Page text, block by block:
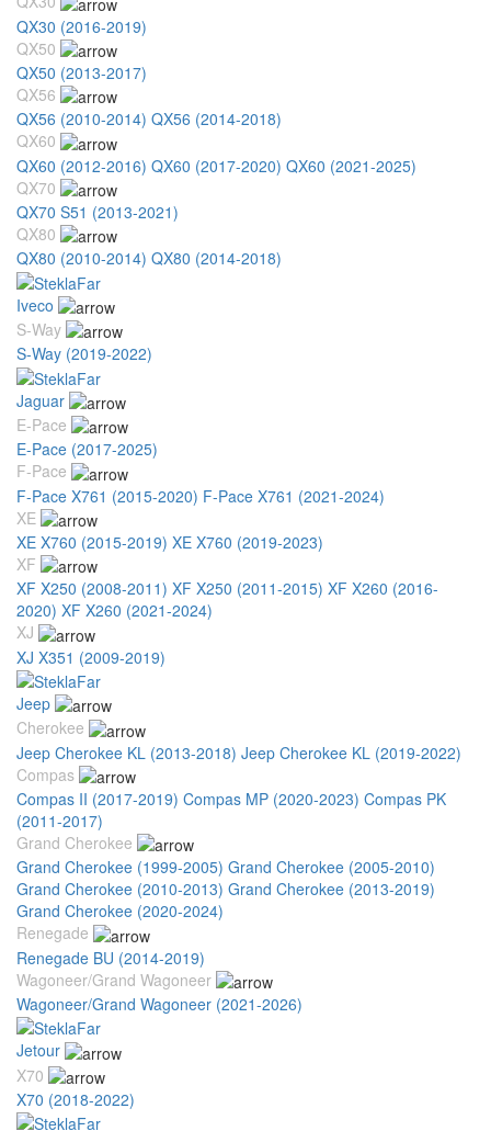
QX30 (2016-2019)
QX50
QX50 (2013-2017)
QX56
QX56 (2010-2014) QX56 (2014-2018)
QX60
QX60 (2012-2016) QX60 (2017-2020) QX60 (2021-2025)
QX70
QX70 S51 (2013-2021)
QX80
QX80 (2010-2014) QX80 (2014-2018)
Iveco
S-Way
S-Way (2019-2022)
Jaguar
E-Pace
E-Pace (2017-2025)
F-Pace
F-Pace X761 (2015-2020) F-Pace X761 (2021-2024)
XE
XE X760 (2015-2019) XE X760 (2019-2023)
XF
XF X250 (2008-2011) XF X250 (2011-2015) XF X260 (2016-
2020) XF X260 (2021-2024)
XJ
XJ X351 (2009-2019)
Jeep
Cherokee
Jeep Cherokee KL (2013-2018) Jeep Cherokee KL (2019-2022)
Compas
Compas II (2017-2019) Compas MP (2020-2023) Compas PK
(2011-2017)
Grand Cherokee
Grand Cherokee (1999-2005) Grand Cherokee (2005-2010)
Grand Cherokee (2010-2013) Grand Cherokee (2013-2019)
Grand Cherokee (2020-2024)
Renegade
Renegade BU (2014-2019)
Wagoneer/Grand Wagoneer
Wagoneer/Grand Wagoneer (2021-2026)
Jetour
X70
X70 (2018-2022)